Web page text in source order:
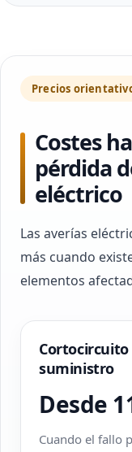
Precios
Costes
pérdida
eléctrico
Las averías
más cuando
elementos
suministro
Desde
Cuando el fallo